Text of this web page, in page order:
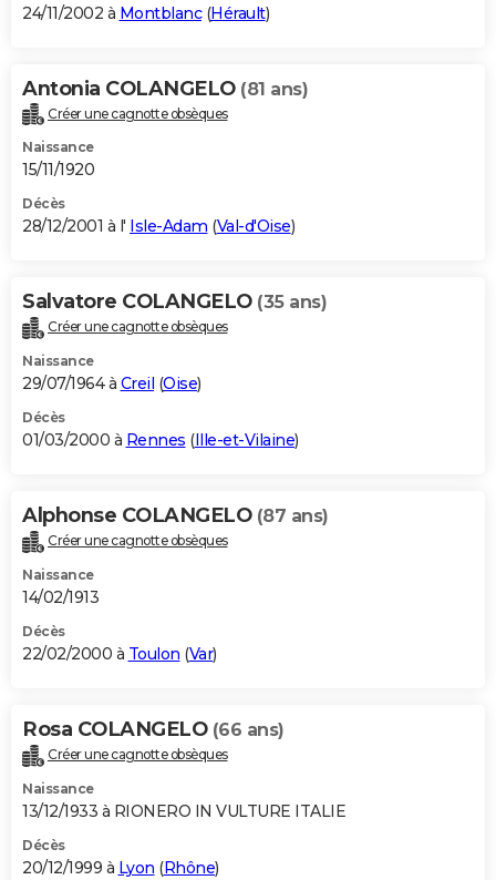
24/11/2002 à Montblanc(Hérault)
Antonia COLANGELO (81 ans)
Créer une cagnotte obsèques
Naissance
15/11/1920
Décès
28/12/2001 à l' Isle-Adam (Val-d'Oise)
Salvatore COLANGELO (35 ans)
Créer une cagnotte obsèques
Naissance
29/07/1964 à Creil (Oise)
Décès
01/03/2000 à Rennes (Ille-et-Vilaine)
Alphonse COLANGELO (87 ans)
Créer une cagnotte obsèques
Naissance
14/02/1913
Décès
22/02/2000 à Toulon (Var)
Rosa COLANGELO (66 ans)
Créer une cagnotte obsèques
Naissance
13/12/1933 à RIONERO IN VULTURE ITALIE
Décès
20/12/1999 à Lyon (Rhône)